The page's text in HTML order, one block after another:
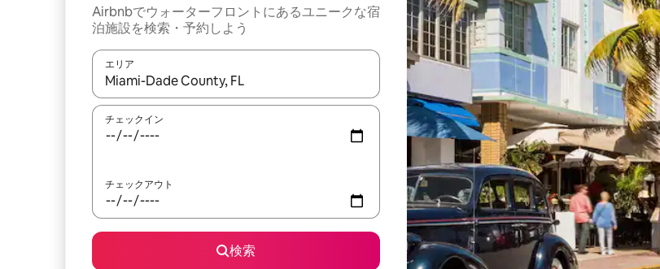
Airbnbでウォーターフロントにあるユニークな宿
泊施設を検索・予約しよう
エリア
検索結果が表示されたら、上下の矢印キーを使って移動するか、画面をタッチまたはスワイプして検索結果
チェックイン
チェックアウト
検索